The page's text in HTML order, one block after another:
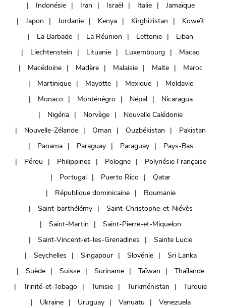
Indonésie
Iran Israël Italie
Jamaïque
Japon
Jordanie Kenya Kirghizistan
Koweït
La Barbade
La Réunion Lettonie
Liban
Liechtenstein
Lituanie Luxembourg
Macao
Macédoine
Madère Malaisie Malte
Maroc
Martinique
Mayotte Mexique
Moldavie
Monaco
Monténégro Népal
Nicaragua
Nigéria
Norvège
Nouvelle Calédonie
Nouvelle-Zélande
Oman Ouzbékistan
Pakistan
Panama
Paraguay Paraguay
Pays-Bas
Pérou
Philippines Pologne
Polynésie Française
Portugal
Puerto Rico
Qatar
République dominicaine
Roumanie
Saint-barthélémy
Saint-Christophe-et-Niévès
Saint-Martin
Saint-Pierre-et-Miquelon
Saint-Vincent-et-les-Grenadines
Sainte Lucie
Seychelles
Singapour Slovénie
Sri Lanka
Suède
Suisse Suriname Taïwan
Thaïlande
Trinité-et-Tobago
Tunisie Turkménistan
Turquie
Ukraine
Uruguay Vanuatu Venezuela